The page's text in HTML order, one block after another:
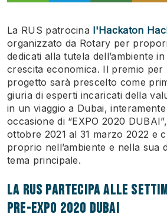
La RUS patrocina l'Hackaton
organizzato da Rotary per
dedicati alla tutela dell’ambiente
crescita economica. Il premio per
progetto sarà prescelto come
giuria di esperti incaricati della
in un viaggio a Dubai,
occasione di “EXPO 2020
ottobre 2021 al 31 marzo 2022 e
proprio nell’ambiente e nella sua
tema principale.
LA RUS PARTECIPA ALLE
PRE-EXPO 2020 DUBAI